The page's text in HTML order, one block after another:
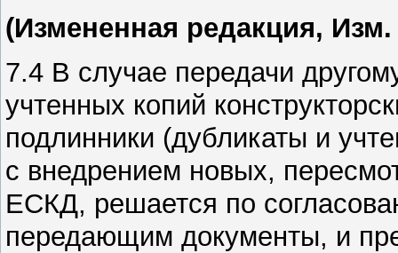
(Измененная редакция,
7.4 В случае передачи
учтенных копий
подлинники (дубликаты и
с внедрением новых,
ЕСКД, решается по
передающим документы, и